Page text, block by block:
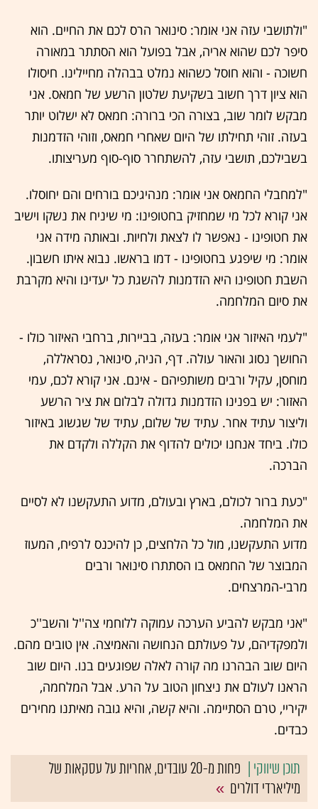
"ולתושבי עזה אני אומר: סינואר הרס לכם את החיים. הוא
סיפר לכם שהוא אריה, אבל בפועל הוא הסתתר במאורה
חשוכה - והוא חוסל כשהוא נמלט בבהלה מחיילינו. חיסולו
הוא ציון דרך חשוב בשקיעת שלטון הרשע של חמאס. אני
מבקש לומר שוב, בצורה הכי ברורה: חמאס לא ישלוט יותר
בעזה. זוהי תחילתו של היום שאחרי חמאס, וזוהי הזדמנות
בשבילכם, תושבי עזה, להשתחרר סוף-סוף מעריצותו.
"למחבלי החמאס אני אומר: מנהיגיכם בורחים והם יחוסלו.
אני קורא לכל מי שמחזיק בחטופינו: מי שיניח את נשקו וישיב
את חטופינו - נאפשר לו לצאת ולחיות. ובאותה מידה אני
אומר: מי שיפגע בחטופינו - דמו בראשו. נבוא איתו חשבון.
השבת חטופינו היא הזדמנות להשגת כל יעדינו והיא מקרבת
את סיום המלחמה.
"לעמי האיזור אני אומר: בעזה, בביירות, ברחבי האיזור כולו -
החושך נסוג והאור עולה. דף, הניה, סינואר, נסראללה,
מוחסן, עקיל ורבים משותפיהם - אינם. אני קורא לכם, עמי
האזור: יש בפנינו הזדמנות גדולה לבלום את ציר הרשע
וליצור עתיד אחר. עתיד של שלום, עתיד של שגשוג באיזור
כולו. ביחד אנחנו יכולים להדוף את הקללה ולקדם את
הברכה.
"כעת ברור לכולם, בארץ ובעולם, מדוע התעקשנו לא לסיים
את המלחמה.
מדוע התעקשנו, מול כל הלחצים, כן להיכנס לרפיח, המעוז
המבוצר של החמאס בו הסתתרו סינואר ורבים
מרבי-המרצחים.
"אני מבקש להביע הערכה עמוקה ללוחמי צה''ל והשב''כ
ולמפקדיהם, על פעולתם הנחושה והאמיצה. אין טובים מהם.
היום שוב הבהרנו מה קורה לאלה שפוגעים בנו. היום שוב
הראנו לעולם את ניצחון הטוב על הרע. אבל המלחמה,
יקיריי, טרם הסתיימה. והיא קשה, והיא גובה מאיתנו מחירים
כבדים.
פחות מ-20 עובדים, אחריות על עסקאות של
מיליארדי דולרים